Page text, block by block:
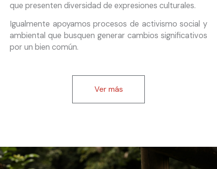
que presenten diversidad de expresiones culturales.
Igualmente apoyamos procesos de activismo social y
ambiental que busquen generar cambios significativos
por un bien común.
Ver más